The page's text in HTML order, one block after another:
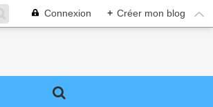
Connexion + Créer mon blog